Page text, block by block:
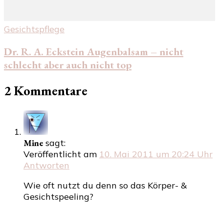
Gesichtspflege
Dr. R. A. Eckstein Augenbalsam – nicht
schlecht aber auch nicht top
2 Kommentare
Mine sagt:
Veröffentlicht am 10. Mai 2011 um 20:24 Uhr
Antworten
Wie oft nutzt du denn so das Körper- &
Gesichtspeeling?